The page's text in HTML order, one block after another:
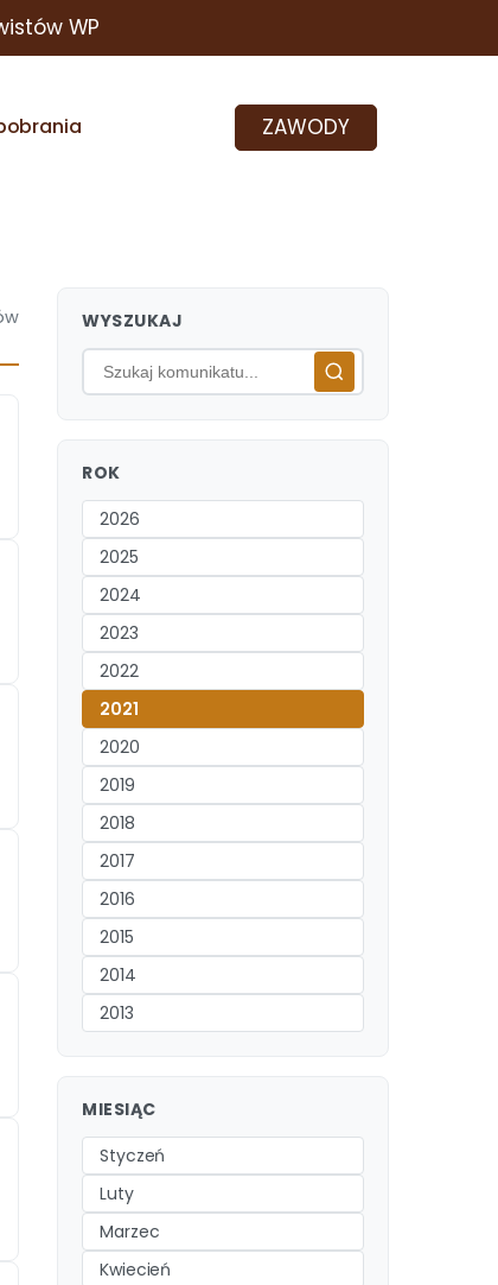
WP
ZAWODY
WYSZUKAJ
ROK
2026
2025
2024
2023
2022
2021
2020
2019
2018
2017
2016
2015
2014
2013
MIESIĄC
Styczeń
Luty
Marzec
Kwiecień